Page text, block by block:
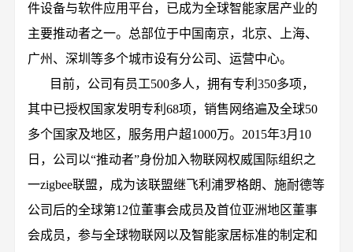
件设备与软件应用平台，已成为全球智能家居产业的
主要推动者之一。总部位于中国南京，北京、上海、
广州、深圳等多个城市设有分公司、运营中心。
目前，公司有员工500多人，拥有专利350多项，
其中已授权国家发明专利68项，销售网络遍及全球50
多个国家及地区，服务用户超1000万。2015年3月10
日，公司以“推动者”身份加入物联网权威国际组织之
一zigbee联盟，成为该联盟继飞利浦罗格朗、施耐德等
公司后的全球第12位董事会成员及首位亚洲地区董事
会成员，参与全球物联网以及智能家居标准的制定和